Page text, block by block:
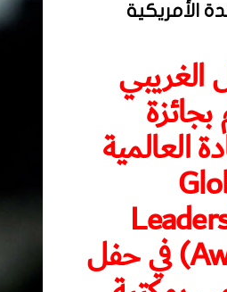
الأمريكية
الغريبي
العالمية
Award) في حفل